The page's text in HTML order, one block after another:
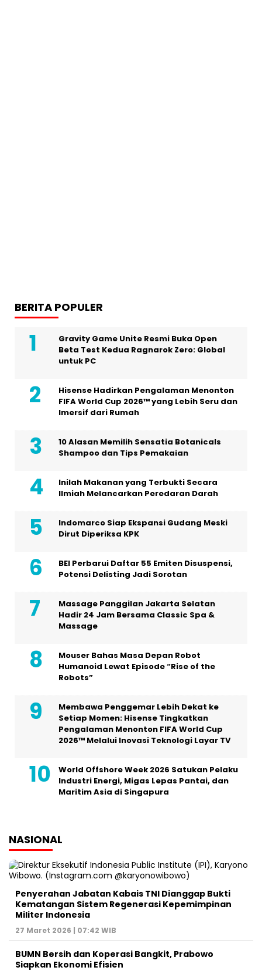
BERITA POPULER
Gravity Game Unite Resmi Buka Open
Beta Test Kedua Ragnarok Zero: Global
untuk PC
Hisense Hadirkan Pengalaman Menonton
FIFA World Cup 2026™ yang Lebih Seru dan
Imersif dari Rumah
10 Alasan Memilih Sensatia Botanicals
Shampoo dan Tips Pemakaian
Inilah Makanan yang Terbukti Secara
Ilmiah Melancarkan Peredaran Darah
Indomarco Siap Ekspansi Gudang Meski
Dirut Diperiksa KPK
BEI Perbarui Daftar 55 Emiten Disuspensi,
Potensi Delisting Jadi Sorotan
Massage Panggilan Jakarta Selatan
Hadir 24 Jam Bersama Classic Spa &
Massage
Mouser Bahas Masa Depan Robot
Humanoid Lewat Episode “Rise of the
Robots”
Membawa Penggemar Lebih Dekat ke
Setiap Momen: Hisense Tingkatkan
Pengalaman Menonton FIFA World Cup
2026™ Melalui Inovasi Teknologi Layar TV
World Offshore Week 2026 Satukan Pelaku
Industri Energi, Migas Lepas Pantai, dan
Maritim Asia di Singapura
NASIONAL
Penyerahan Jabatan Kabais TNI Dianggap Bukti
Kematangan Sistem Regenerasi Kepemimpinan
Militer Indonesia
27 Maret 2026 | 07:42 WIB
BUMN Bersih dan Koperasi Bangkit, Prabowo
Siapkan Ekonomi Efisien